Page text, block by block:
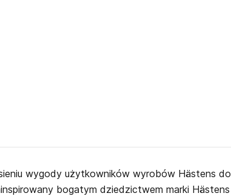
wygody użytkowników wyrobów Hästens do
bogatym dziedzictwem marki Hästens